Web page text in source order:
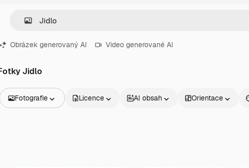
Obrázek generovaný AI Video generované AI
Jidlo
Fotografie Licence AI obsah Orientace